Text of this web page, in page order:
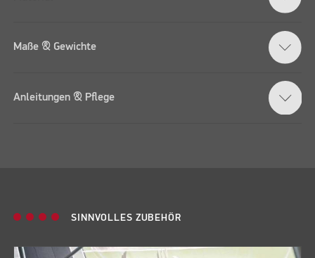
Maße & Gewichte
Anleitungen & Pflege
SINNVOLLES ZUBEHÖR